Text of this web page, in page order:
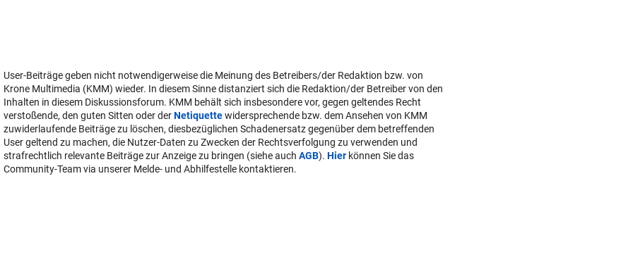
User-Beiträge geben nicht notwendigerweise die Meinung des Betreibers/der Redaktion bzw. von
Krone Multimedia (KMM) wieder. In diesem Sinne distanziert sich die Redaktion/der Betreiber von den
Inhalten in diesem Diskussionsforum. KMM behält sich insbesondere vor, gegen geltendes Recht
verstoßende, den guten Sitten oder derNetiquettewidersprechende bzw. dem Ansehen von KMM
zuwiderlaufende Beiträge zu löschen, diesbezüglichen Schadenersatz gegenüber dem betreffenden
User geltend zu machen, die Nutzer-Daten zu Zwecken der Rechtsverfolgung zu verwenden und
strafrechtlich relevante Beiträge zur Anzeige zu bringen (siehe auch AGB). Hier können Sie das
Community-Team via unserer Melde- und Abhilfestelle kontaktieren.